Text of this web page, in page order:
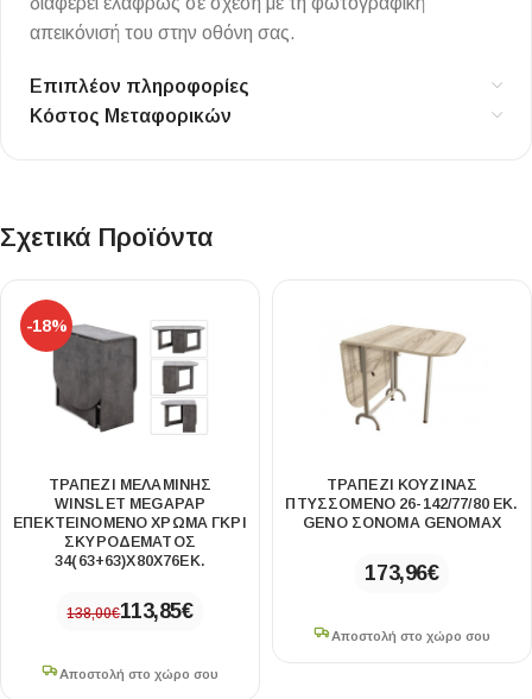
απεικόνισή του στην οθόνη σας.
Επιπλέον πληροφορίες
Κόστος Μεταφορικών
Σχετικά Προϊόντα
-18%
ΤΡΑΠΈΖΙ ΜΕΛΑΜΊΝΗΣ
WINSLET MEGAPAP
ΕΠΕΚΤΕΙΝΌΜΕΝΟ ΧΡΏΜΑ ΓΚΡΙ
ΣΚΥΡΟΔΈΜΑΤΟΣ
34(63+63)X80X76ΕΚ.
138,00€113,85€
Αποστολή στο χώρο σου
ΤΡΑΠΈΖΙ ΚΟΥΖΊΝΑΣ
ΠΤΥΣΣΌΜΕΝΟ 26-142/77/80 ΕΚ.
GENO ΣΌΝΟΜΑ GENOMAX
173,96€
Αποστολή στο χώρο σου